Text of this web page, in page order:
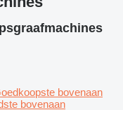
bovenaan
bovenaan